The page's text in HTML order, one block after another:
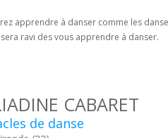
apprendre à danser comme les
ravi des vous apprendre à danser.
CABARET
de danse